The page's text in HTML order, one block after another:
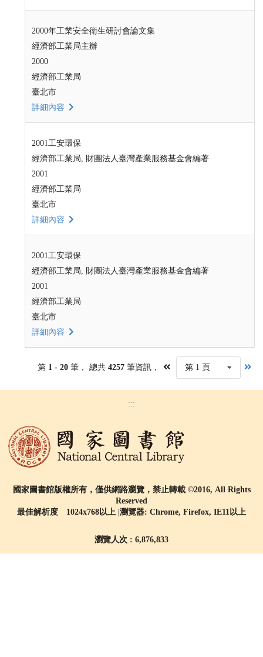
2000年工業安全衛生研討會論文集
經濟部工業局主辦
2000
經濟部工業局
臺北市
詳細內容
2001工安環保
經濟部工業局, 財團法人臺灣產業服務基金會編著
2001
經濟部工業局
臺北市
詳細內容
2001工安環保
經濟部工業局, 財團法人臺灣產業服務基金會編著
2001
經濟部工業局
臺北市
詳細內容
第 1 - 20 筆， 總共 4257筆資訊， 第 1 頁
:::
國家圖書館版權所有，僅供網路瀏覽，禁止轉載 ©2016, All Rights
Reserved
最佳解析度 1024x768以上 |瀏覽器: Chrome, Firefox, IE11以上
瀏覽人次 : 6,876,833